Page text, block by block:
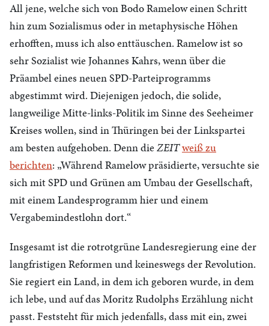
All jene, welche sich von Bodo Ramelow einen Schritt
hin zum Sozialismus oder in metaphysische Höhen
erhofften, muss ich also enttäuschen. Ramelow ist so
sehr Sozialist wie Johannes Kahrs, wenn über die
Präambel eines neuen SPD-Parteiprogramms
abgestimmt wird. Diejenigen jedoch, die solide,
langweilige Mitte-links-Politik im Sinne des Seeheimer
Kreises wollen, sind in Thüringen bei der Linkspartei
am besten aufgehoben. Denn dieZEITweiß zu
berichten: „Während Ramelow präsidierte, versuchte sie
sich mit SPD und Grünen am Umbau der Gesellschaft,
mit einem Landesprogramm hier und einem
Vergabemindestlohn dort.“
Insgesamt ist die rotrotgrüne Landesregierung eine der
langfristigen Reformen und keineswegs der Revolution.
Sie regiert ein Land, in dem ich geboren wurde, in dem
ich lebe, und auf das Moritz Rudolphs Erzählung nicht
passt. Feststeht für mich jedenfalls, dass mit ein, zwei